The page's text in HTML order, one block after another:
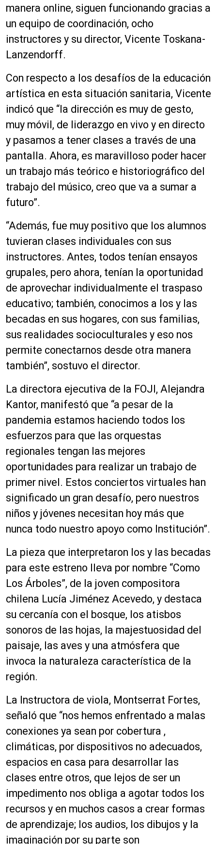
manera online, siguen funcionando gracias a
un equipo de coordinación, ocho
instructores y su director, Vicente Toskana-
Lanzendorff.
Con respecto a los desafíos de la educación
artística en esta situación sanitaria, Vicente
indicó que “la dirección es muy de gesto,
muy móvil, de liderazgo en vivo y en directo
y pasamos a tener clases a través de una
pantalla. Ahora, es maravilloso poder hacer
un trabajo más teórico e historiográfico del
trabajo del músico, creo que va a sumar a
futuro”.
“Además, fue muy positivo que los alumnos
tuvieran clases individuales con sus
instructores. Antes, todos tenían ensayos
grupales, pero ahora, tenían la oportunidad
de aprovechar individualmente el traspaso
educativo; también, conocimos a los y las
becadas en sus hogares, con sus familias,
sus realidades socioculturales y eso nos
permite conectarnos desde otra manera
también”, sostuvo el director.
La directora ejecutiva de la FOJI, Alejandra
Kantor, manifestó que “a pesar de la
pandemia estamos haciendo todos los
esfuerzos para que las orquestas
regionales tengan las mejores
oportunidades para realizar un trabajo de
primer nivel. Estos conciertos virtuales han
significado un gran desafío, pero nuestros
niños y jóvenes necesitan hoy más que
nunca todo nuestro apoyo como Institución”.
La pieza que interpretaron los y las becadas
para este estreno lleva por nombre “Como
Los Árboles”, de la joven compositora
chilena Lucía Jiménez Acevedo, y destaca
su cercanía con el bosque, los atisbos
sonoros de las hojas, la majestuosidad del
paisaje, las aves y una atmósfera que
invoca la naturaleza característica de la
región.
La Instructora de viola, Montserrat Fortes,
señaló que “nos hemos enfrentado a malas
conexiones ya sean por cobertura ,
climáticas, por dispositivos no adecuados,
espacios en casa para desarrollar las
clases entre otros, que lejos de ser un
impedimento nos obliga a agotar todos los
recursos y en muchos casos a crear formas
de aprendizaje; los audios, los dibujos y la
imaginación por su parte son